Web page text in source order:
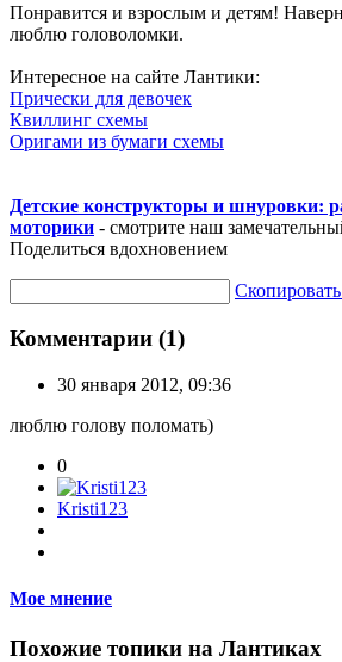
Понравится и взрослым и детям!
люблю головоломки.
Интересное на сайте Лантики:
Прически для девочек
Квиллинг схемы
Оригами из бумаги схемы
Детские конструкторы и шнуровки:
моторики - смотрите наш
Поделиться вдохновением
Комментарии (1)
30 января 2012, 09:36
люблю голову поломать)
0
Kristi123
Мое мнение
Похожие топики на Лантиках